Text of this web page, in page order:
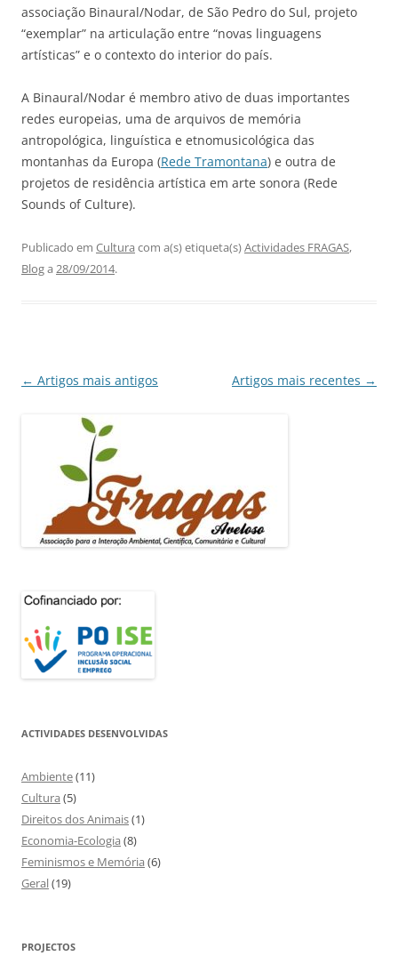
associação Binaural/Nodar, de São Pedro do Sul, projeto
“exemplar” na articulação entre “novas linguagens
artísticas” e o contexto do interior do país.
A Binaural/Nodar é membro ativo de duas importantes
redes europeias, uma de arquivos de memória
antropológica, linguística e etnomusicológica das
montanhas da Europa (Rede Tramontana) e outra de
projetos de residência artística em arte sonora (Rede
Sounds of Culture).
Publicado em Cultura com a(s) etiqueta(s)Actividades FRAGAS,
Bloga 28/09/2014.
Navegação
← Artigos mais antigos Artigos mais recentes →
ACTIVIDADES DESENVOLVIDAS
Ambiente(11)
Cultura (5)
Direitos dos Animais(1)
Economia-Ecologia (8)
Feminismos e Memória (6)
Geral(19)
PROJECTOS